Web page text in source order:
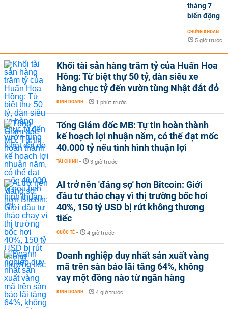
tháng 7
biến động
CHỨNG KHOÁN -
5 giờ trước
Khối tài sản hàng trăm tỷ của Huấn Hoa
Hồng: Từ biệt thự 50 tỷ, dàn siêu xe
hàng chục tỷ đến vườn tùng Nhật đắt đỏ
KINH DOANH - 1 phút trước
Tổng Giám đốc MB: Tự tin hoàn thành
kế hoạch lợi nhuận năm, có thể đạt mốc
40.000 tỷ nếu tình hình thuận lợi
TÀI CHÍNH - 3 giờ trước
AI trở nên 'đáng sợ' hơn Bitcoin: Giới
đầu tư tháo chạy vì thị trường bốc hơi
40%, 150 tỷ USD bị rút không thương
tiếc
QUỐC TẾ - 4 giờ trước
Doanh nghiệp duy nhất sản xuất vàng
mã trên sàn báo lãi tăng 64%, không
vay một đồng nào từ ngân hàng
KINH DOANH - 4 giờ trước